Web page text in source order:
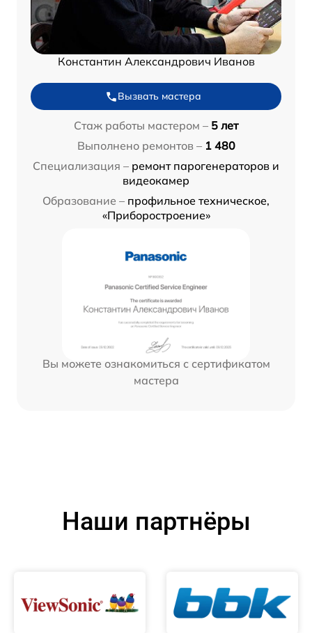
Константин Александрович Иванов
Вызвать мастера
Стаж работы мастером – 5 лет
Выполнено ремонтов – 1 480
Специализация – ремонт парогенераторов и
видеокамер
Образование – профильное техническое,
«Приборостроение»
Вы можете ознакомиться с сертификатом
мастера
Наши партнёры